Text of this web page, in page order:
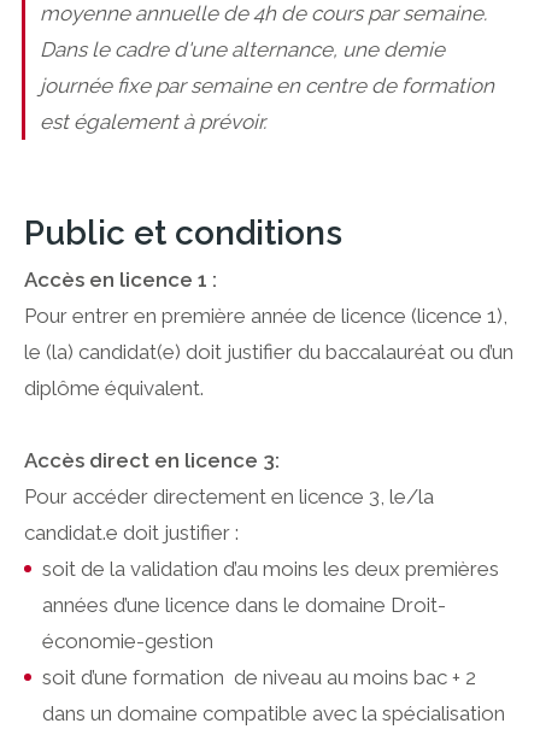
moyenne annuelle de 4h de cours par semaine.
Dans le cadre d'une alternance, une demie
journée fixe par semaine en centre de formation
est également à prévoir.
Public et conditions
Accès en licence 1 :
Pour entrer en première année de licence (licence 1),
le (la) candidat(e) doit justifier du baccalauréat ou d’un
diplôme équivalent.
Accès direct en licence 3:
Pour accéder directement en licence 3, le/la
candidat.e doit justifier :
soit de la validation d’au moins les deux premières
années d’une licence dans le domaine Droit-
économie-gestion
soit d’une formation de niveau au moins bac + 2
dans un domaine compatible avec la spécialisation